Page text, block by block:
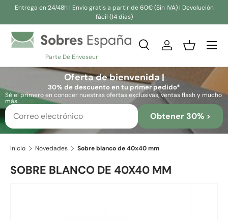
Entrega en 24/48h | Envio gratis a partir de 60€ (Sin IVA) | Devolución
fácil (14 días)
Parte De Enveseur
Buscar
Buscar
BuscarIniciar sesión
Cesta
Oferta de bienvenida |
30% de descuento en tu primer pedido*
Sé el primero en conocer nuestras ofertas exclusivas, ventas flash y mucho
más.
Obtener 30% >
Inicio Novedades Sobre blanco de 40x40 mm
SOBRE BLANCO DE 40X40 MM